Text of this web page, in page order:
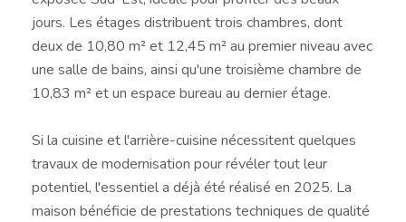
jours. Les étages distribuent trois chambres, dont
deux de 10,80 m² et 12,45 m² au premier niveau avec
une salle de bains, ainsi qu'une troisième chambre de
10,83 m² et un espace bureau au dernier étage.
Si la cuisine et l'arrière-cuisine nécessitent quelques
travaux de modernisation pour révéler tout leur
potentiel, l'essentiel a déjà été réalisé en 2025. La
maison bénéficie de prestations techniques de qualité